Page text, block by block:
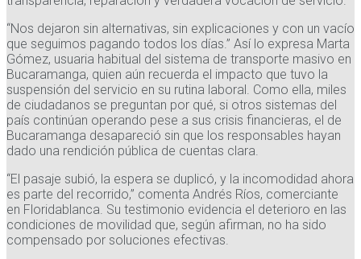
“Nos dejaron sin alternativas, sin explicaciones y con un vacío
que seguimos pagando todos los días.” Así lo expresa Marta
Gómez, usuaria habitual del sistema de transporte masivo en
Bucaramanga, quien aún recuerda el impacto que tuvo la
suspensión del servicio en su rutina laboral. Como ella, miles
de ciudadanos se preguntan por qué, si otros sistemas del
país continúan operando pese a sus crisis financieras, el de
Bucaramanga desapareció sin que los responsables hayan
dado una rendición pública de cuentas clara.
“El pasaje subió, la espera se duplicó, y la incomodidad ahora
es parte del recorrido,” comenta Andrés Ríos, comerciante
en Floridablanca. Su testimonio evidencia el deterioro en las
condiciones de movilidad que, según afirman, no ha sido
compensado por soluciones efectivas.